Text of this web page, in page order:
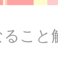
こと